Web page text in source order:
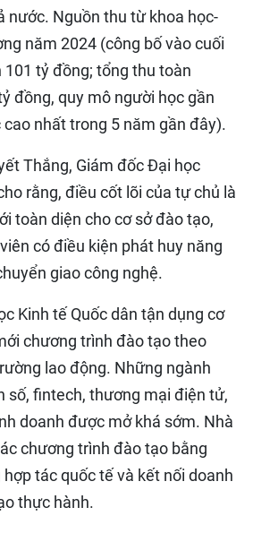
nước. Nguồn thu từ khoa học-
năm 2024 (công bố vào cuối
tỷ đồng; tổng thu toàn
đồng, quy mô người học gần
nhất trong 5 năm gần đây).
Thắng, Giám đốc Đại học
rằng, điều cốt lõi của tự chủ là
toàn diện cho cơ sở đào tạo,
có điều kiện phát huy năng
giao công nghệ.
Kinh tế Quốc dân tận dụng cơ
chương trình đào tạo theo
lao động. Những ngành
số, fintech, thương mại điện tử,
doanh được mở khá sớm. Nhà
chương trình đào tạo bằng
tác quốc tế và kết nối doanh
thực hành.